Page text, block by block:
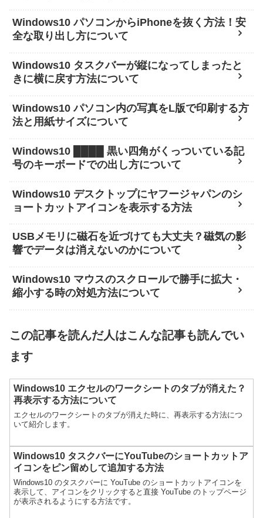
Windows10 パソコンからiPhoneを抜く方法！安
全な取り出し方について
Windows10 タスクバーが縦になってしまったと
きに横に戻す方法について
Windows10 パソコン内の写真をL版で印刷する方
法と用紙サイズについて
Windows10 ████ 黒い四角がくっついている記
号のキーボードでの出し方について
Windows10 デスクトップにヤフージャパンのシ
ョートカットアイコンを表示する方法
USBメモリに磁石を近づけても大丈夫？磁気の影
響でデータは消えないのかについて
Windows10 マウスのスクロールで勝手に拡大・
縮小する時の対処方法について
この記事を読んだ人はこんな記事も読んでい
ます
Windows10 エクセルのワークシートのタブが消えた？
再表示する方法について
エクセルのワークシートのタブが消えた時に、再表示する方法につ
いて紹介します。
Windows10 タスクバーにYouTubeのショートカットア
イコンをピン留めして追加する方法
Windows10 のタスクバーに YouTube のショートカットアイコンを
表示して、アイコンをクリックすると直接 YouTube のトップページ
が表示されるようにする方法です。